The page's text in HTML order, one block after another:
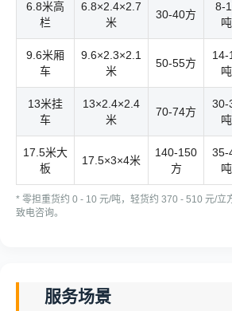
6.8米高
栏
6.8×2.4×2.7
米
30-40方
8-
吨
9.6米厢
车
9.6×2.3×2.1
米
50-55方
14-
吨
13米挂
车
13×2.4×2.4
米
70-74方
30-
吨
17.5米大
板
17.5×3×4米
140-150
方
35-
吨
* 零担重货约 0 - 10 元/吨，轻货约 370 - 510 元/立
致电咨询。
服务场景